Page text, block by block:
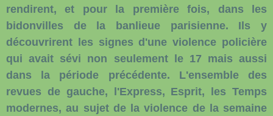
rendirent, et pour la première fois, dans les
bidonvilles de la banlieue parisienne. Ils y
découvrirent les signes d'une violence policière
qui avait sévi non seulement le 17 mais aussi
dans la période précédente. L'ensemble des
revues de gauche, l'Express, Esprit, les Temps
modernes, au sujet de la violence de la semaine